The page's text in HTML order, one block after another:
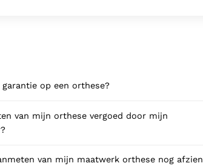
op een orthese?
van mijn orthese vergoed door mijn
van mijn maatwerk orthese nog afzien